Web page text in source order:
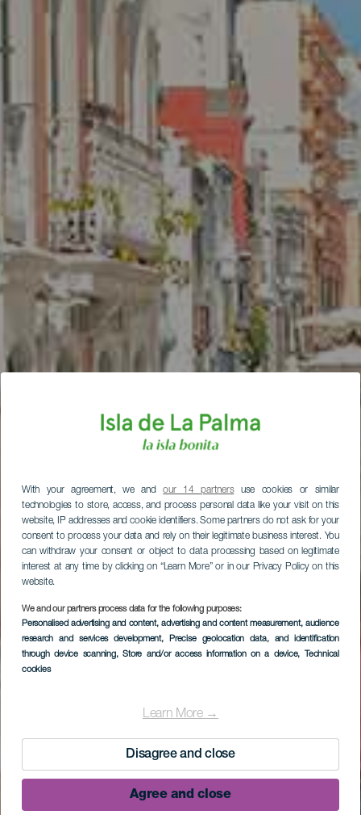
With your agreement, we andour 14 partnersuse cookies or similar
technologies to store, access, and process personal data like your visit on this
website, IP addresses and cookie identifiers. Some partners do not ask for your
consent to process your data and rely on their legitimate business interest. You
can withdraw your consent or object to data processing based on legitimate
interest at any time by clicking on “Learn More” or in our Privacy Policy on this
website.
We and our partners process data for the following purposes:
Personalised advertising and content, advertising and content measurement, audience
research and services development, Precise geolocation data, and identification
through device scanning, Store and/or access information on a device, Technical
cookies
Learn More →
Disagree and close
Agree and close